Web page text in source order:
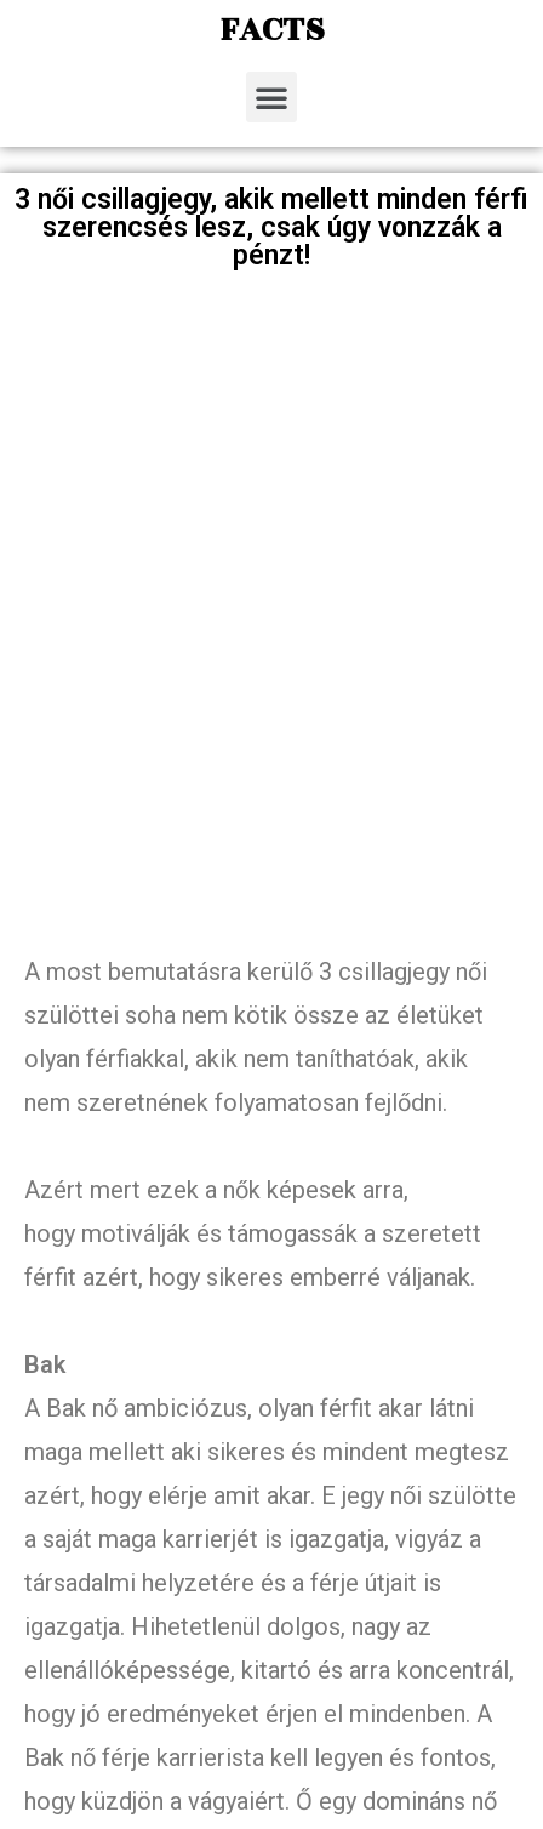
FACTS
3 női csillagjegy, akik mellett minden férfi
szerencsés lesz, csak úgy vonzzák a
pénzt!
A most bemutatásra kerülő 3 csillagjegy női
szülöttei soha nem kötik össze az életüket
olyan férfiakkal, akik nem taníthatóak, akik
nem szeretnének folyamatosan fejlődni.
Azért mert ezek a nők képesek arra,
hogy motiválják és támogassák a szeretett
férfit azért, hogy sikeres emberré váljanak.
Bak
A Bak nő ambiciózus, olyan férfit akar látni
maga mellett aki sikeres és mindent megtesz
azért, hogy elérje amit akar. E jegy női szülötte
a saját maga karrierjét is igazgatja, vigyáz a
társadalmi helyzetére és a férje útjait is
igazgatja. Hihetetlenül dolgos, nagy az
ellenállóképessége, kitartó és arra koncentrál,
hogy jó eredményeket érjen el mindenben. A
Bak nő férje karrierista kell legyen és fontos,
hogy küzdjön a vágyaiért. Ő egy domináns nő